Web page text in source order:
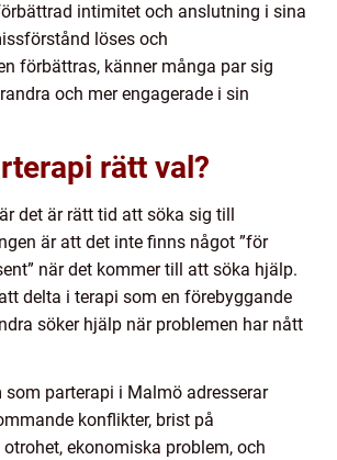
intimitet och anslutning i sina
löses och
förbättras, känner många par sig
och mer engagerade i sin
rätt val?
det är rätt tid att söka sig till
är att det inte finns något ”för
när det kommer till att söka hjälp.
delta i terapi som en förebyggande
söker hjälp när problemen har nått
parterapi i Malmö adresserar
konflikter, brist på
ekonomiska problem, och